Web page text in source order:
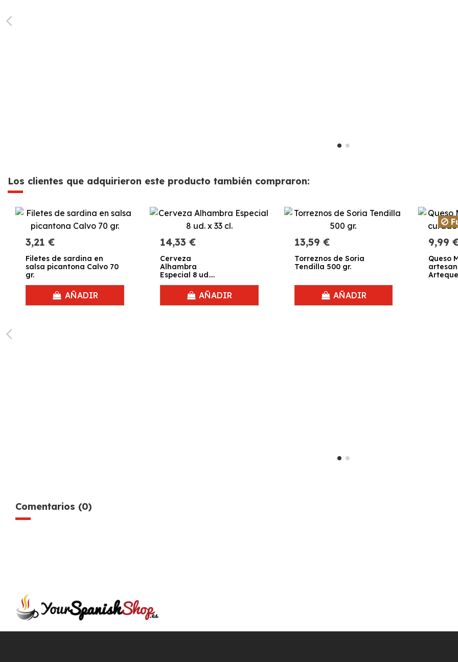
Los clientes que adquirieron este producto también compraron:
3,21 €
Filetes de sardina en
salsa picantona Calvo 70
gr.
AÑADIR
14,33 €
Cerveza
Alhambra
Especial 8 ud.
x 33 cl.
AÑADIR
13,59 €
Torreznos de Soria
Tendilla 500 gr.
AÑADIR
9,99
Queso
Comentarios (0)